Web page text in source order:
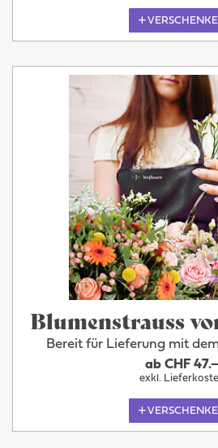
Blumenstrauss
Bereit für Lieferung mit
ab CHF 47.–
exkl.